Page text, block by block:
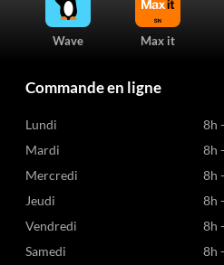
Wave Max it
Commande en ligne
Lundi
8h
Mardi
8h
Mercredi
8h
Jeudi
8h
Vendredi
8h
Samedi
8h